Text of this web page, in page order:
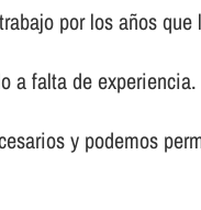
por los años que
a falta de experiencia.
y podemos